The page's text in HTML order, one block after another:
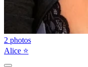
2 photos
Alice ⭐️